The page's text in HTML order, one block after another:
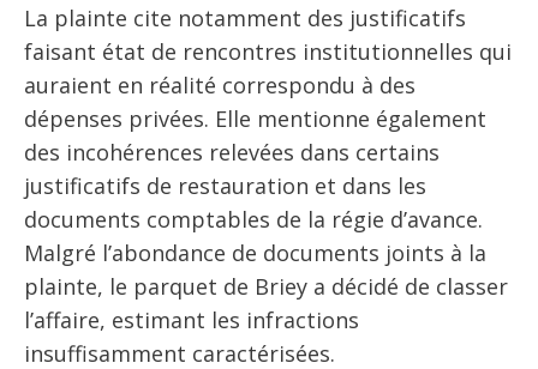
La plainte cite notamment des justificatifs
faisant état de rencontres institutionnelles qui
auraient en réalité correspondu à des
dépenses privées. Elle mentionne également
des incohérences relevées dans certains
justificatifs de restauration et dans les
documents comptables de la régie d’avance.
Malgré l’abondance de documents joints à la
plainte, le parquet de Briey a décidé de classer
l’affaire, estimant les infractions
insuffisamment caractérisées.